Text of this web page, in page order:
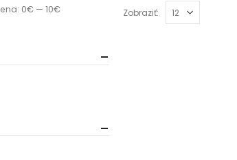
Zobraziť:
0€— 10€